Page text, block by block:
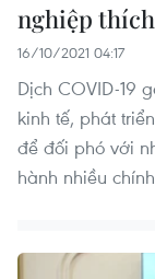
nghiệp
16/10/2021 04:17
Dịch COVID-19
kinh tế, phát
để đối phó với
hành nhiều